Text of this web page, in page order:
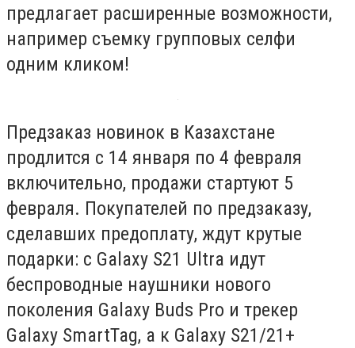
предлагает расширенные возможности,
например съемку групповых селфи
одним кликом!
Предзаказ новинок в Казахстане
продлится с 14 января по 4 февраля
включительно, продажи стартуют 5
февраля. Покупателей по предзаказу,
сделавших предоплату, ждут крутые
подарки: с Galaxy S21 Ultra идут
беспроводные наушники нового
поколения Galaxy Buds Pro и трекер
Galaxy SmartTag, а к Galaxy S21/21+